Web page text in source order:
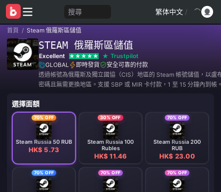
搜尋 繁体中文 /
首頁 / Steam 俄羅斯區儲值
STEAM 俄羅斯區儲值
Excellent
Trustpilot
GLOBAL
即時發貨
安全可靠的付款
透過帳號為俄羅斯及獨立國協（CIS）地區的 Steam 帳號儲值，以盧
密碼且無需更換地區。支援 SBP 或 MIR 卡付款，1 至 15 分鐘內到帳
選擇面額
70% OFF
Steam Russia 50 RUB
HK$ 5.73
30% OFF
Steam Russia 100
Rubles
HK$ 11.46
70% OFF
Steam Russia 200
RUB
HK$ 23.00
70% OFF 70% OFF 70% OFF